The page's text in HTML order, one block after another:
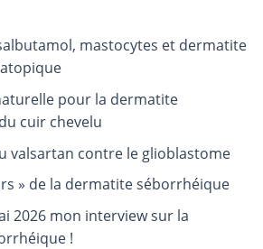
mastocytes et dermatite
pour la dermatite
cuir chevelu
valsartan contre le glioblastome
» de la dermatite séborrhéique
2026 mon interview sur la
!